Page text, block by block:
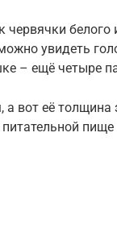
белого
увидеть
– ещё четыре
вот её